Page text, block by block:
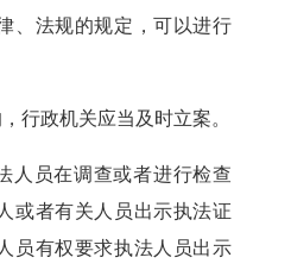
、法规的规定，可以进行
行政机关应当及时立案。
人员在调查或者进行检查
或者有关人员出示执法证
员有权要求执法人员出示